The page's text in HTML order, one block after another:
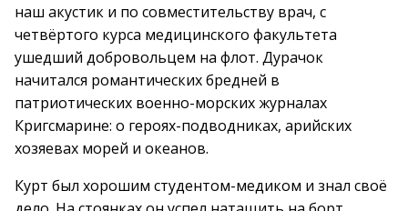
наш акустик и по совместительству врач, с
четвёртого курса медицинского факультета
ушедший добровольцем на флот. Дурачок
начитался романтических бредней в
патриотических военно-морских журналах
Кригсмарине: о героях-подводниках, арийских
хозяевах морей и океанов.
Курт был хорошим студентом-медиком и знал своё